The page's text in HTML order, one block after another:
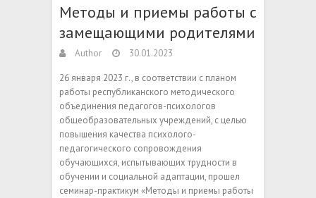
Методы и приемы работы с
замещающими родителями
Author 30.01.2023
26 января 2023 г., в соответствии с планом
работы республиканского методического
объединения педагогов-психологов
общеобразовательных учреждений, с целью
повышения качества психолого-
педагогического сопровождения
обучающихся, испытывающих трудности в
обучении и социальной адаптации, прошел
семинар-практикум «Методы и приемы работы